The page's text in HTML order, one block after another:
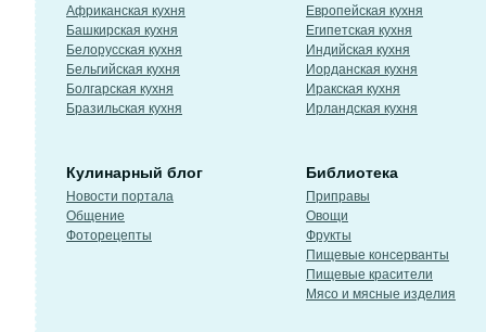
Африканская кухня
Башкирская кухня
Белорусская кухня
Бельгийская кухня
Болгарская кухня
Бразильская кухня
Европейская кухня
Египетская кухня
Индийская кухня
Иорданская кухня
Иракская кухня
Ирландская кухня
Кулинарный блог
Новости портала
Общение
Фоторецепты
Библиотека
Приправы
Овощи
Фрукты
Пищевые консерванты
Пищевые красители
Мясо и мясные изделия